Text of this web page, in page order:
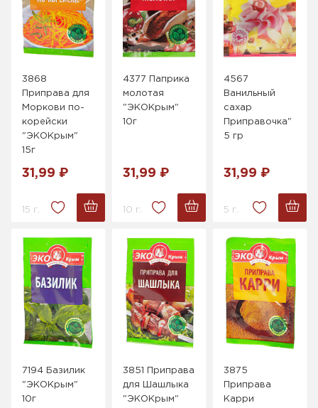
3868
Приправа для
Моркови по-
корейски
"ЭКОКрым"
15г
31,99 ₽
15 г.
4377 Паприка
молотая
"ЭКОКрым"
10г
31,99 ₽
10 г.
4567
Ванильный
сахар
Приправочка"
5 гр
31,99 ₽
5 г.
7194 Базилик
"ЭКОКрым"
10г
3851 Приправа
для Шашлыка
"ЭКОКрым"
3875
Приправа
Карри